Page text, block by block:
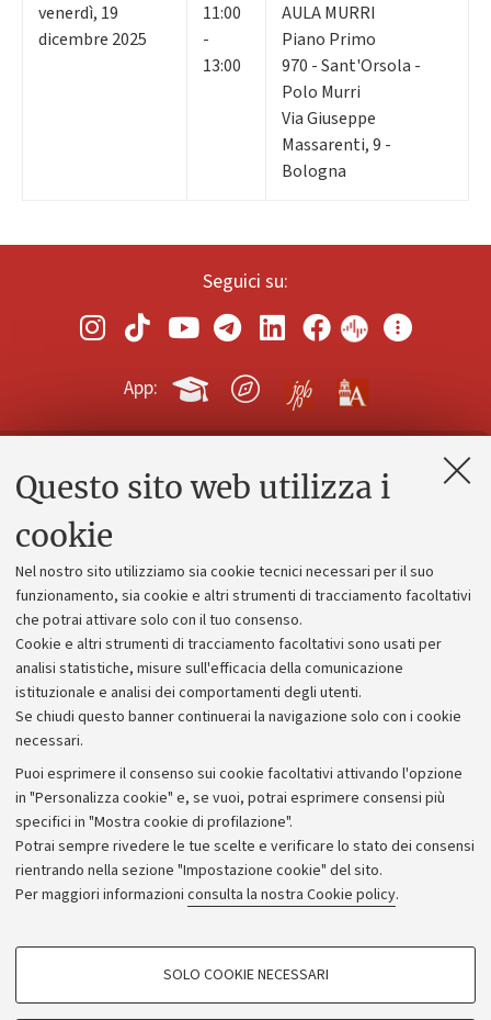
Questo sito web utilizza i
cookie
Nel nostro sito utilizziamo sia cookie tecnici necessari per il suo
funzionamento, sia cookie e altri strumenti di tracciamento facoltativi
che potrai attivare solo con il tuo consenso.
Cookie e altri strumenti di tracciamento facoltativi sono usati per
analisi statistiche, misure sull'efficacia della comunicazione
istituzionale e analisi dei comportamenti degli utenti.
Se chiudi questo banner continuerai la navigazione solo con i cookie
necessari.
Puoi esprimere il consenso sui cookie facoltativi attivando l'opzione
in "Personalizza cookie" e, se vuoi, potrai esprimere consensi più
specifici in "Mostra cookie di profilazione".
Potrai sempre rivedere le tue scelte e verificare lo stato dei consensi
rientrando nella sezione "Impostazione cookie" del sito.
Per maggiori informazioni consulta la nostra Cookie policy.
COOKIE DI PROFILAZIONE - FACOLTATIVI
SOLO COOKIE NECESSARI
venerdì, 19
dicembre 2025
11:00
-
13:00
AULA MURRI
Piano Primo
970 - Sant'Orsola -
Polo Murri
Via Giuseppe
Massarenti, 9 -
Bologna
Seguici su:
App:
Contatti e PEC
Alumni community
Piano strategico
Bilanci
Donazioni e 5x1000
Bandi, gare e concorsi
Albo online
Amministrazione trasparente
Atti di notifica
Informazioni sul sito e accessibilità
Dichiarazione di accessibilità
Privacy e note legali